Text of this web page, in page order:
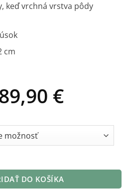
keď vrchná vrstva pôdy
cm
€Price
79,90 €
89,90 €
tetrasperma variegata (Monstera
DO KOŠÍKA